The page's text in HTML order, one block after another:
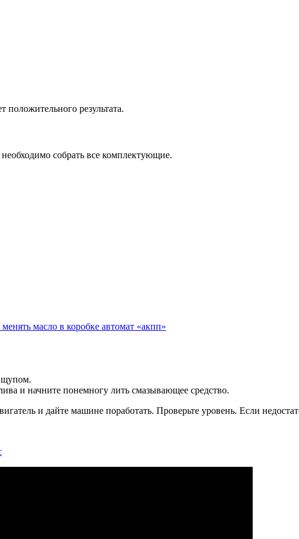
результата.
собрать все комплектующие.
масло в коробке автомат «акпп»
щупом.
и начните понемногу лить смазывающее средство.
и дайте машине поработать. Проверьте уровень. Если